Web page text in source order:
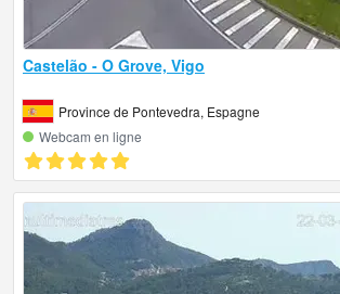
Castelão - O Grove, Vigo
Province de Pontevedra, Espagne
Webcam en ligne